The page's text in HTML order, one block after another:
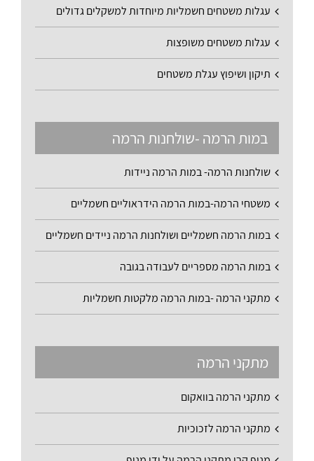
עגלות משטחים חשמליות מיוחדות למשקלים גדולים
עגלות משטחים משופצות
תיקון ושיפוץ עגלת משטחים
במות הרמה -שולחנות הרמה
שולחנות הרמה- במות הרמה ניידות
משטחי הרמה-במות הרמה הידראוליים חשמליים
במות הרמה חשמליים ושולחנות הרמה ניידים חשמליים
במות הרמה מספריים לעבודה בגובה
מתקני הרמה -במות הרמה מלקטות חשמליות
מתקני הרמה
מתקני הרמה בוואקום
מתקני הרמה לזכוכיות